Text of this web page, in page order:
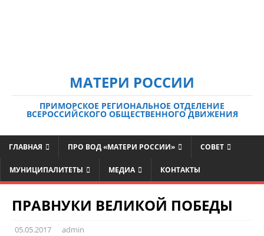
МАТЕРИ РОССИИ
ПРИМОРСКОЕ РЕГИОНАЛЬНОЕ ОТДЕЛЕНИЕ
ВСЕРОССИЙСКОГО ОБЩЕСТВЕННОГО ДВИЖЕНИЯ
ГЛАВНАЯ ПРО ВОД «МАТЕРИ РОССИИ» СОВЕТ
МУНИЦИПАЛИТЕТЫ МЕДИА КОНТАКТЫ
ПРАВНУКИ ВЕЛИКОЙ ПОБЕДЫ
05.05.2017 admin